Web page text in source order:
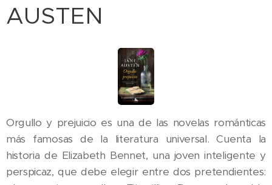
AUSTEN
Orgullo y prejuicio es una de las novelas románticas
más famosas de la literatura universal. Cuenta la
historia de Elizabeth Bennet, una joven inteligente y
perspicaz, que debe elegir entre dos pretendientes: